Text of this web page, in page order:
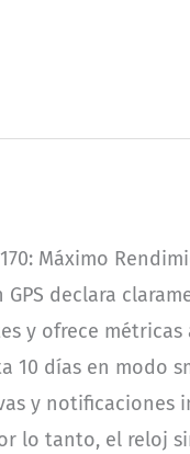
Máximo
declara
y ofrece métricas
10 días en modo
y
lo tanto, el reloj